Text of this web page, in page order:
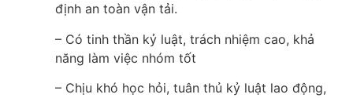
định an toàn vận tải.
– Có tinh thần kỷ luật, trách nhiệm cao, khả
năng làm việc nhóm tốt
– Chịu khó học hỏi, tuân thủ kỷ luật lao động,